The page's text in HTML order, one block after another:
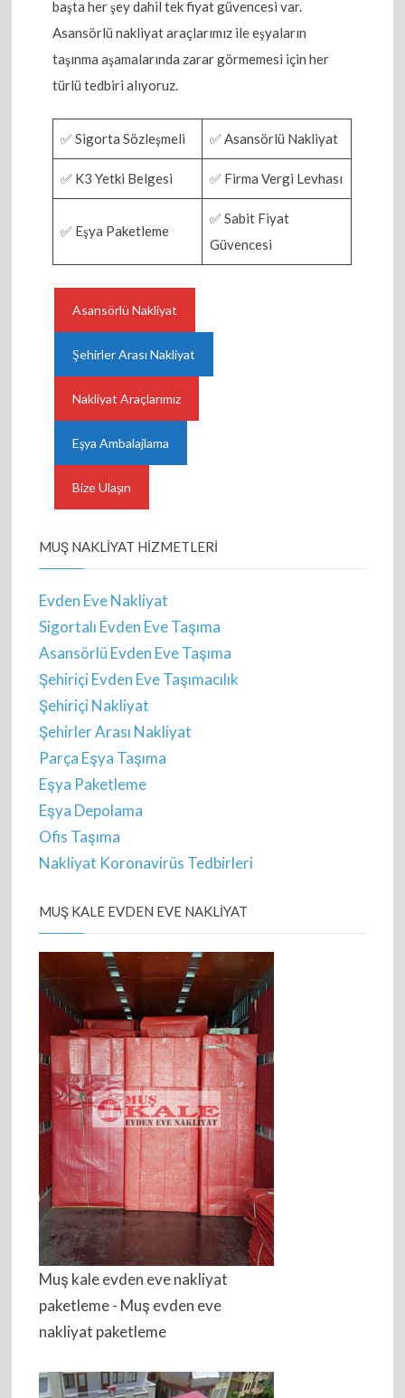
başta her şey dahil tek fiyat güvencesi var.
Asansörlü nakliyat araçlarımız ile eşyaların
taşınma aşamalarında zarar görmemesi için her
türlü tedbiri alıyoruz.
✅ Sigorta Sözleşmeli ✅ Asansörlü Nakliyat
✅ K3 Yetki Belgesi ✅ Firma Vergi Levhası
✅ Eşya Paketleme
✅ Sabit Fiyat
Güvencesi
Asansörlü Nakliyat
Şehirler Arası Nakliyat
Nakliyat Araçlarımız
Eşya Ambalajlama
Bize Ulaşın
MUŞ NAKLIYAT HIZMETLERI
Evden Eve Nakliyat
Sigortalı Evden Eve Taşıma
Asansörlü Evden Eve Taşıma
Şehiriçi Evden Eve Taşımacılık
Şehiriçi Nakliyat
Şehirler Arası Nakliyat
Parça Eşya Taşıma
Eşya Paketleme
Eşya Depolama
Ofis Taşıma
Nakliyat Koronavirüs Tedbirleri
MUŞ KALE EVDEN EVE NAKLIYAT
Muş kale evden eve nakliyat
paketleme - Muş evden eve
nakliyat paketleme